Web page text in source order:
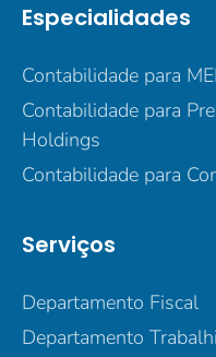
Especialidades
Contabilidade para MEI
Contabilidade para
Holdings
Contabilidade para
Serviços
Departamento Fiscal
Departamento